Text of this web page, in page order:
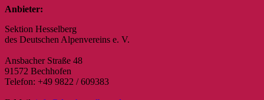
Anbieter:
Sektion Hesselberg
des Deutschen Alpenvereins e. V.
Ansbacher Straße 48
91572 Bechhofen
Telefon: +49 9822 / 609383